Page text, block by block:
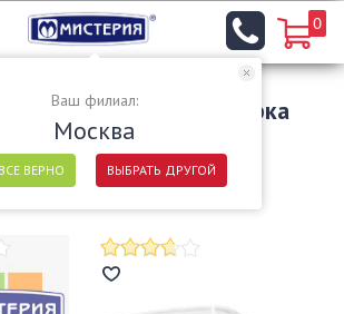
Ваш филиал:
Москва
ВЕРНО ВЫБРАТЬ ДРУГОЙ
0
одноразовые контейнеры
торговая марка